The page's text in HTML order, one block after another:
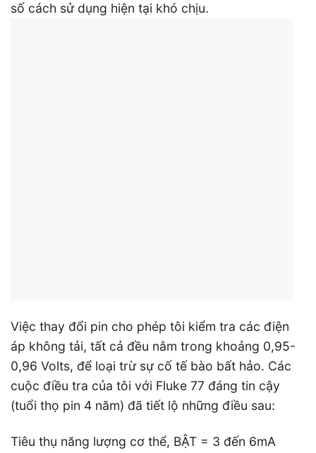
số cách sử dụng hiện tại khó chịu.
Việc thay đổi pin cho phép tôi kiểm tra các điện
áp không tải, tất cả đều nằm trong khoảng 0,95-
0,96 Volts, để loại trừ sự cố tế bào bất hảo. Các
cuộc điều tra của tôi với Fluke 77 đáng tin cậy
(tuổi thọ pin 4 năm) đã tiết lộ những điều sau:
Tiêu thụ năng lượng cơ thể, BẬT = 3 đến 6mA